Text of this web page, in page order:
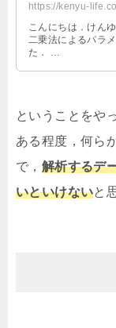
https://kenyu-
こんにちは．けん
二乗法によるパラ
た． …
ということをや
ある程度，何ら
で， 解析するデ
いといけないと